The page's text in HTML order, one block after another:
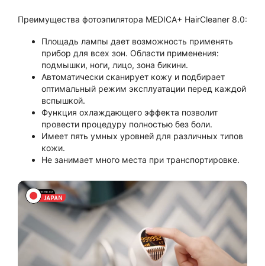
Преимущества фотоэпилятора MEDICA+ HairCleaner 8.0:
Площадь лампы дает возможность применять
прибор для всех зон. Области применения:
подмышки, ноги, лицо, зона бикини.
Автоматически сканирует кожу и подбирает
оптимальный режим эксплуатации перед каждой
вспышкой.
Функция охлаждающего эффекта позволит
провести процедуру полностью без боли.
Имеет пять умных уровней для различных типов
кожи.
Не занимает много места при транспортировке.